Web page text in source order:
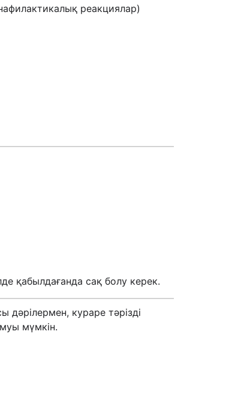
реакциялар)
қабылдағанда сақ болу керек.
дәрілермен, кураре тәрізді
мүмкін.